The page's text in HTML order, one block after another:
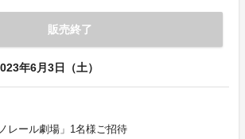
販売終了
年6月3日（土）
レール劇場」1名様ご招待